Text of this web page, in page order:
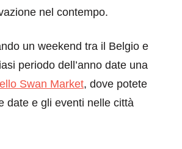
nel contempo.
un weekend tra il Belgio e
periodo dell’anno date una
Swan Market, dove potete
date e gli eventi nelle città